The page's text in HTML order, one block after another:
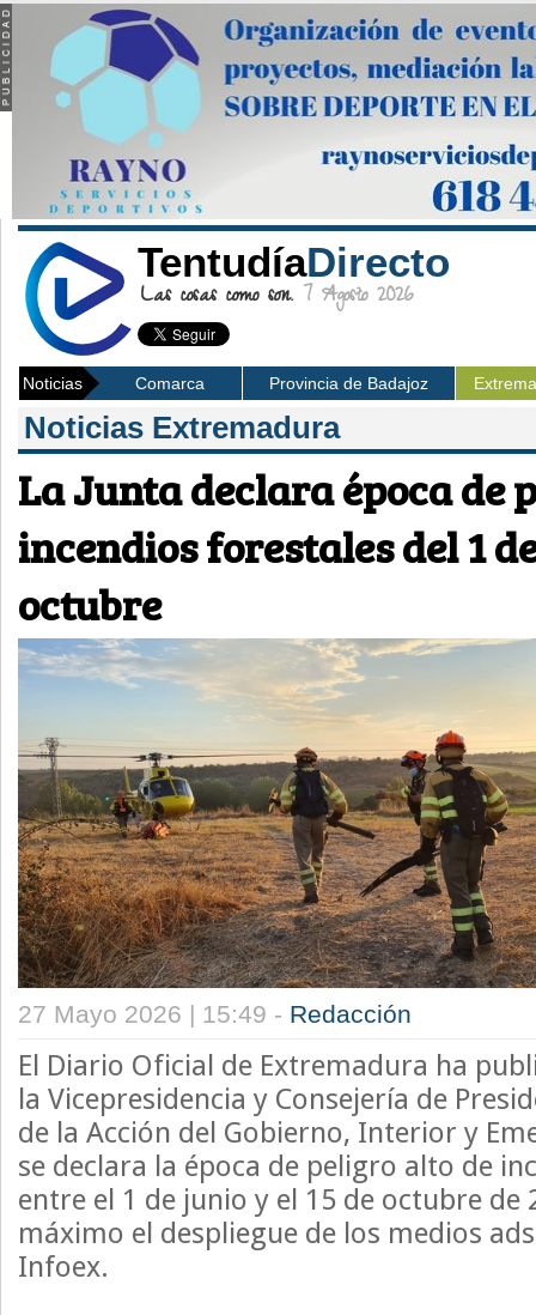
TentudíaDirecto
Las cosas como son. 7 Agosto 2026
Noticias Comarca Provincia de Badajoz
Noticias Extremadura
La Junta declara época de
incendios forestales del 1
octubre
27 Mayo 2026 | 15:49 - Redacción
El Diario Oficial de Extremadura ha
la Vicepresidencia y Consejería de
de la Acción del Gobierno, Interior y
se declara la época de peligro alto de
entre el 1 de junio y el 15 de octubre de
máximo el despliegue de los medios
Infoex.